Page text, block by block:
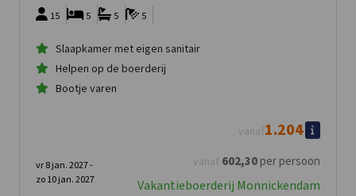
15 5 5
5
Slaapkamer met eigen sanitair
Helpen op de boerderij
Bootje varen
vanaf 602,30per persoon
vanaf1.204
vr 8 jan. 2027 -
zo 10 jan. 2027
Vakantieboerderij Monnickendam